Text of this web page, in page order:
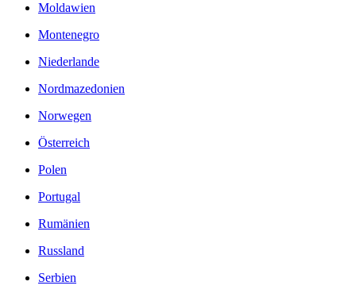
Moldawien
Montenegro
Niederlande
Nordmazedonien
Norwegen
Österreich
Polen
Portugal
Rumänien
Russland
Serbien